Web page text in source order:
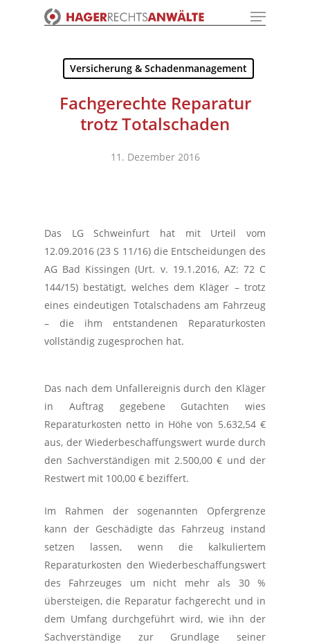
Menu
Versicherung & Schadenmanagement
Fachgerechte Reparatur
trotz Totalschaden
11. Dezember 2016
Das LG Schweinfurt hat mit Urteil vom
12.09.2016 (23 S 11/16) die Entscheidungen des
AG Bad Kissingen (Urt. v. 19.1.2016, AZ: 72 C
144/15) bestätigt, welches dem Kläger – trotz
eines eindeutigen Totalschadens am Fahrzeug
– die ihm entstandenen Reparaturkosten
vollständig zugesprochen hat.
Das nach dem Unfallereignis durch den Kläger
in Auftrag gegebene Gutachten wies
Reparaturkosten netto in Höhe von 5.632,54 €
aus, der Wiederbeschaffungswert wurde durch
den Sachverständigen mit 2.500,00 € und der
Restwert mit 100,00 € beziffert.
Im Rahmen der sogenannten Opfergrenze
kann der Geschädigte das Fahrzeug instand
setzen lassen, wenn die kalkuliertem
Reparaturkosten den Wiederbeschaffungswert
des Fahrzeuges um nicht mehr als 30 %
übersteigen, die Reparatur fachgerecht und in
dem Umfang durchgeführt wird, wie ihn der
Sachverständige zur Grundlage seiner